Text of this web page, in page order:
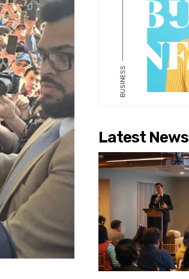
Latest News